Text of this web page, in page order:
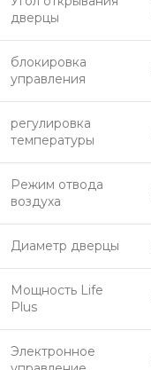
дверцы
блокировка
управления
регулировка
температуры
Режим отвода
воздуха
Диаметр дверцы
Мощность Life
Plus
Электронное